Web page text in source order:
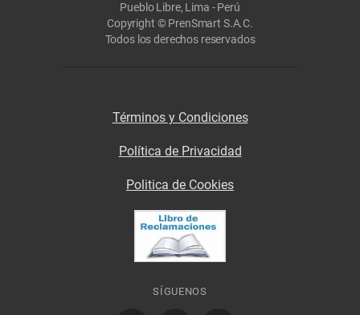
Pueblo Libre, Lima - Perú
Copyright © PrenSmart S.A.C.
Todos los derechos reservados
Términos y Condiciones
Política de Privacidad
Politica de Cookies
SÍGUENOS